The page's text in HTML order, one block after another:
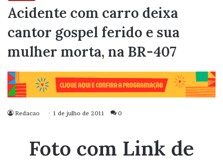
Acidente com carro deixa
cantor gospel ferido e sua
mulher morta, na BR-407
Redacao 1 de julho de 2011 0
Foto com Link de